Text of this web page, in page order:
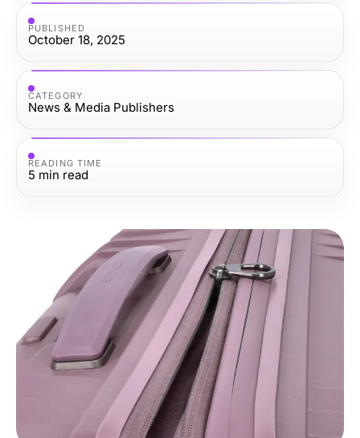
PUBLISHED
October 18, 2025
CATEGORY
News & Media Publishers
READING TIME
5 min read